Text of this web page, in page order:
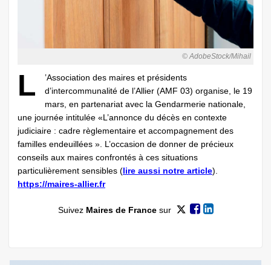
© AdobeStock/Mihail
L
’Association des maires et présidents
d’intercommunalité de l’Allier (AMF 03) organise, le 19
mars, en partenariat avec la Gendarmerie nationale,
une journée intitulée «L’annonce du décès en contexte
judiciaire : cadre règlementaire et accompagnement des
familles endeuillées ». L’occasion de donner de précieux
conseils aux maires confrontés à ces situations
particulièrement sensibles (lire aussi notre article).
https://maires-allier.fr
Suivez Maires de Francesur